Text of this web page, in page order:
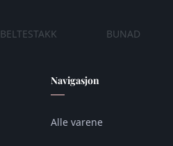
BELTESTAKK BUNAD
Navigasjon
Alle varene